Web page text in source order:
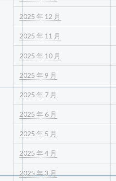
2025 年 12 月
2025 年 11 月
2025 年 10 月
2025 年 9 月
2025 年 7 月
2025 年 6 月
2025 年 5 月
2025 年 4 月
2025 年 3 月